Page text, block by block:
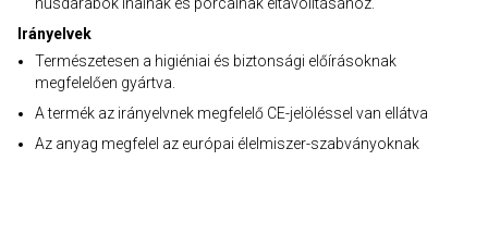
Irányelvek
Természetesen a higiéniai és biztonsági előírásoknak
megfelelően gyártva.
A termék az irányelvnek megfelelő CE-jelöléssel van ellátva
Az anyag megfelel az európai élelmiszer-szabványoknak